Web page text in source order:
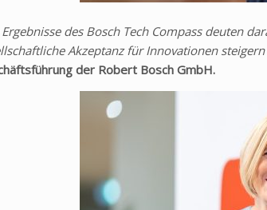
Ergebnisse des Bosch Tech Compass deuten
Akzeptanz für Innovationen steigern
der Robert Bosch GmbH.